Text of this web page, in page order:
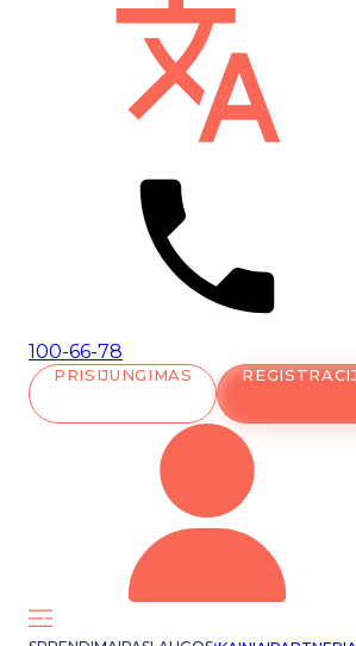
100-66-78
PRISIJUNGIMAS